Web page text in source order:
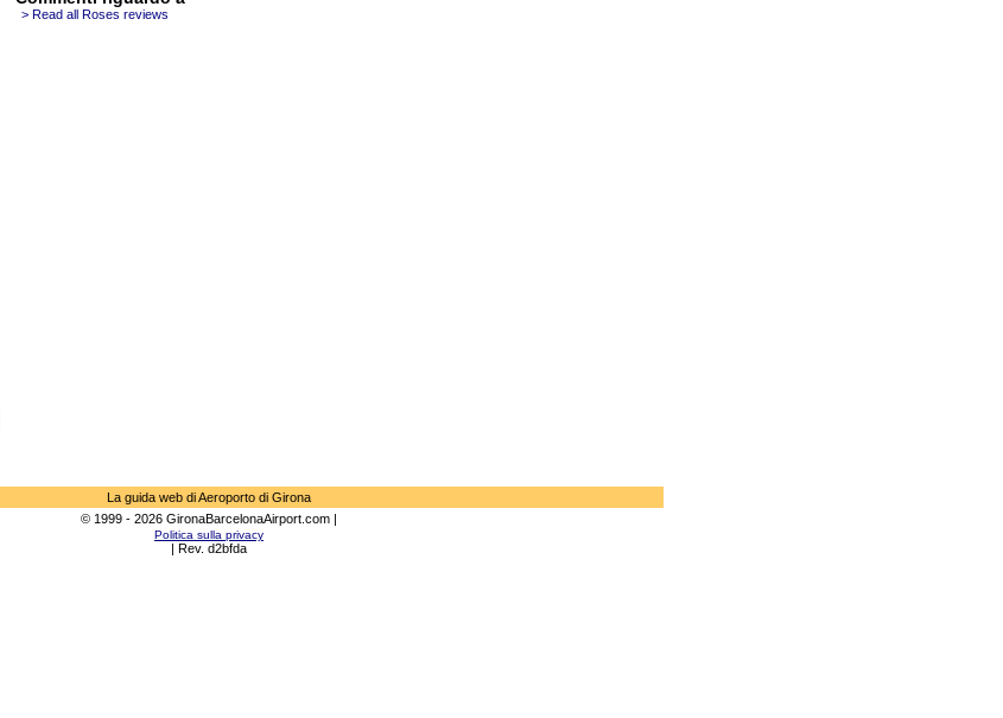
> Read all Roses reviews
La guida web di Aeroporto di Girona
© 1999 - 2026 GironaBarcelonaAirport.com |
Politica sulla privacy
| Rev. d2bfda